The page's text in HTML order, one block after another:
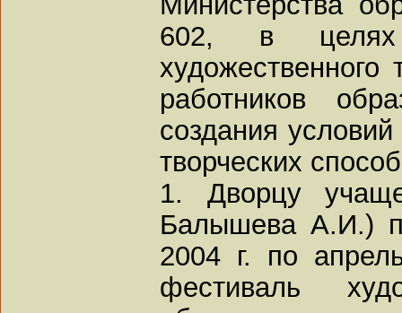
602, в целях
работников
создания
творческих
1. Дворцу
Балышева А.И.)
2004 г. по
фестиваль